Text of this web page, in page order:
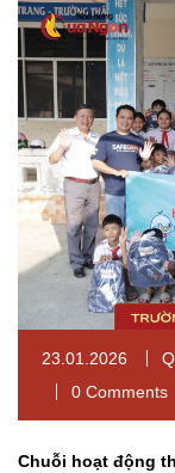
23.01.2026
0 Comments
Chuỗi hoạt động